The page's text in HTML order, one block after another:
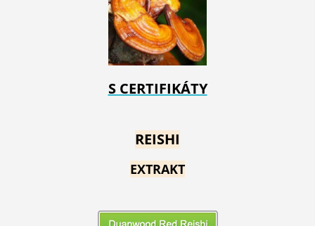
S CERTIFIKÁTY
REISHI
EXTRAKT